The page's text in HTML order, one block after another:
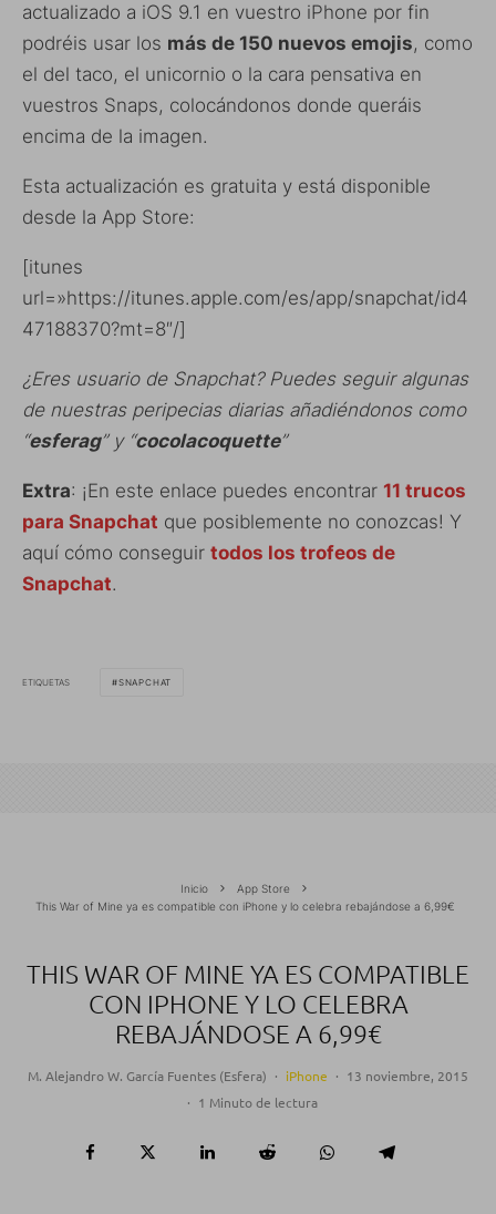
actualizado a iOS 9.1 en vuestro iPhone por fin
podréis usar los más de 150 nuevos emojis, como
el del taco, el unicornio o la cara pensativa en
vuestros Snaps, colocándonos donde queráis
encima de la imagen.
Esta actualización es gratuita y está disponible
desde la App Store:
[itunes
url=»https://itunes.apple.com/es/app/snapchat/id4
47188370?mt=8″/]
¿Eres usuario de Snapchat? Puedes seguir algunas
de nuestras peripecias diarias añadiéndonos como
“esferag” y “cocolacoquette”
Extra: ¡En este enlace puedes encontrar 11 trucos
para Snapchat que posiblemente no conozcas! Y
aquí cómo conseguir todos los trofeos de
Snapchat.
ETIQUETAS SNAPCHAT
Inicio
App Store
This War of Mine ya es compatible con iPhone y lo celebra rebajándose a 6,99€
THIS WAR OF MINE YA ES COMPATIBLE
CON IPHONE Y LO CELEBRA
REBAJÁNDOSE A 6,99€
M. Alejandro W. García Fuentes (Esfera) · iPhone · 13 noviembre, 2015
· 1 Minuto de lectura